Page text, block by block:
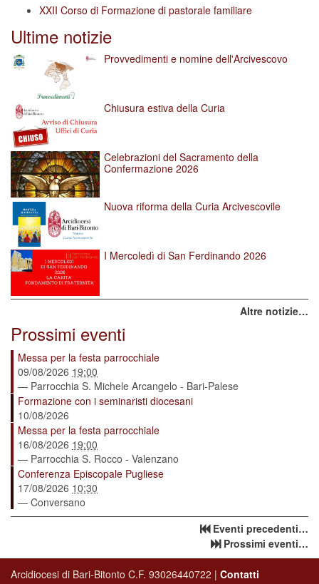
XXII Corso di Formazione di pastorale familiare
Ultime notizie
Provvedimenti e nomine dell'Arcivescovo
Chiusura estiva della Curia
Celebrazioni del Sacramento della
Confermazione 2026
Nuova riforma della Curia Arcivescovile
I Mercoledì di San Ferdinando 2026
Altre notizie…
Prossimi eventi
Messa per la festa parrocchiale
09/08/2026 19:00
— Parrocchia S. Michele Arcangelo - Bari-Palese
Formazione con i seminaristi diocesani
10/08/2026
Messa per la festa parrocchiale
16/08/2026 19:00
— Parrocchia S. Rocco - Valenzano
Conferenza Episcopale Pugliese
17/08/2026 10:30
— Conversano
Eventi precedenti…
Prossimi eventi…
Arcidiocesi di Bari-Bitonto C.F. 93026440722 | Contatti